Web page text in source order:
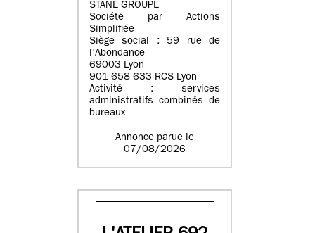
STANE GROUPE
Société par Actions
Simplifiée
Siège social : 59 rue de
l’Abondance
69003 Lyon
901 658 633 RCS Lyon
Activité : services
administratifs combinés de
bureaux
Annonce parue le
07/08/2026